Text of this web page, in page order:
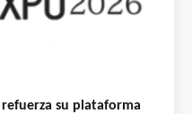
refuerza su plataforma